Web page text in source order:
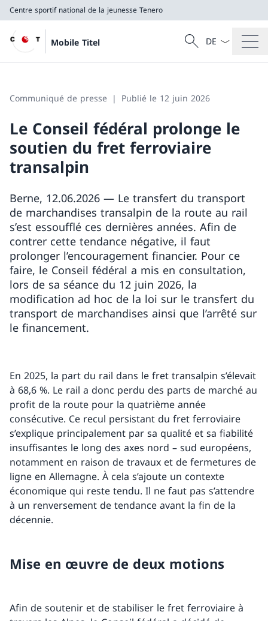
Centre sportif national de la jeunesse Tenero
Mobile Titel
Recherche
Recherche
La langue
Communiqué de presse Publié le 12 juin 2026
Le Conseil fédéral prolonge le
soutien du fret ferroviaire
transalpin
Berne, 12.06.2026 — Le transfert du transport
de marchandises transalpin de la route au rail
s’est essoufflé ces dernières années. Afin de
contrer cette tendance négative, il faut
prolonger l’encouragement financier. Pour ce
faire, le Conseil fédéral a mis en consultation,
lors de sa séance du 12 juin 2026, la
modification ad hoc de la loi sur le transfert du
transport de marchandises ainsi que l’arrêté sur
le financement.
En 2025, la part du rail dans le fret transalpin s’élevait
à 68,6 %. Le rail a donc perdu des parts de marché au
profit de la route pour la quatrième année
consécutive. Ce recul persistant du fret ferroviaire
s’explique principalement par sa qualité et sa fiabilité
insuffisantes le long des axes nord – sud européens,
notamment en raison de travaux et de fermetures de
ligne en Allemagne. À cela s’ajoute un contexte
économique qui reste tendu. Il ne faut pas s’attendre
à un renversement de tendance avant la fin de la
décennie.
Mise en œuvre de deux motions
Afin de soutenir et de stabiliser le fret ferroviaire à